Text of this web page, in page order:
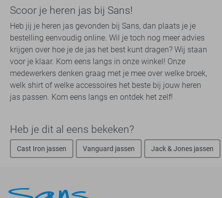
Scoor je heren jas bij Sans!
Heb jij je heren jas gevonden bij Sans, dan plaats je je
bestelling eenvoudig online. Wil je toch nog meer advies
krijgen over hoe je de jas het best kunt dragen? Wij staan
voor je klaar. Kom eens langs in onze winkel! Onze
medewerkers denken graag met je mee over welke broek,
welk shirt of welke accessoires het beste bij jouw heren
jas passen. Kom eens langs en ontdek het zelf!
Heb je dit al eens bekeken?
Cast Iron jassen Vanguard jassen Jack & Jones jassen